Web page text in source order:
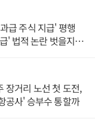
급 주식 지급' 평행
' 법적 논란 벗을지 주
장거리 노선 첫 도전,
공사' 승부수 통할까